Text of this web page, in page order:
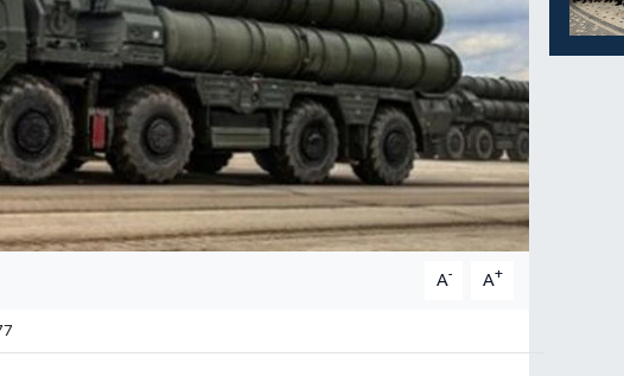
A- A+